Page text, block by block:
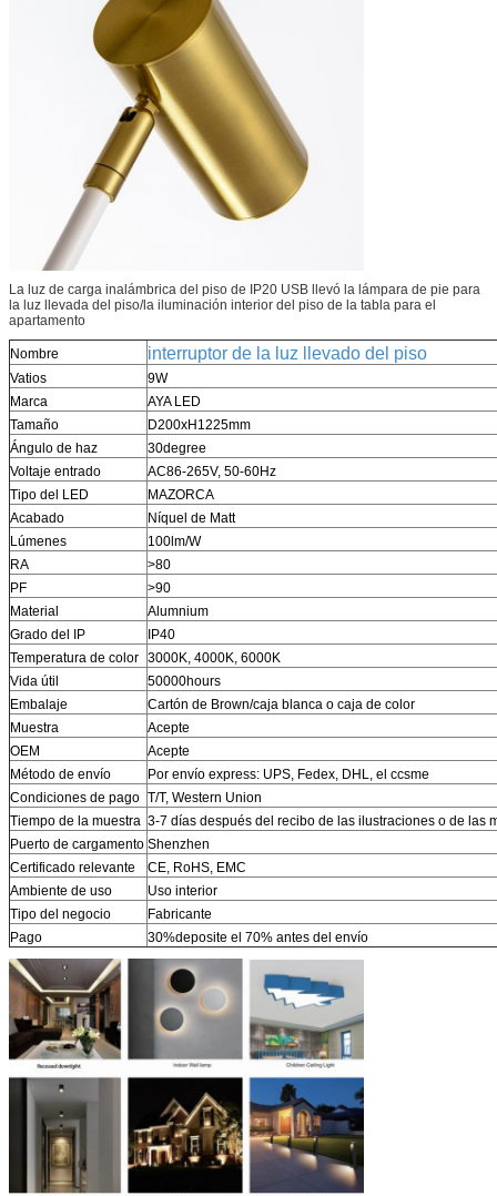
La luz de carga inalámbrica del piso de IP20 USB llevó la lámpara de pie para
la luz llevada del piso/la iluminación interior del piso de la tabla para el
apartamento
Nombre interruptor de la luz llevado del piso
Vatios
9W
Marca
AYA LED
Tamaño
D200xH1225mm
Ángulo de haz
30degree
Voltaje entrado
AC86-265V, 50-60Hz
Tipo del LED
MAZORCA
Acabado
Níquel de Matt
Lúmenes
100lm/W
RA
>80
PF
>90
Material
Alumnium
Grado del IP
IP40
Temperatura de color 3000K, 4000K, 6000K
Vida útil
50000hours
Embalaje
Cartón de Brown/caja blanca o caja de color
Muestra
Acepte
OEM
Acepte
Método de envío
Por envío express: UPS, Fedex, DHL, el ccsme
Condiciones de pago T/T, Western Union
Tiempo de la muestra 3-7 días después del recibo de las ilustraciones o de las
Puerto de cargamento Shenzhen
Certificado relevante
CE, RoHS, EMC
Ambiente de uso
Uso interior
Tipo del negocio
Fabricante
Pago
30%deposite el 70% antes del envío